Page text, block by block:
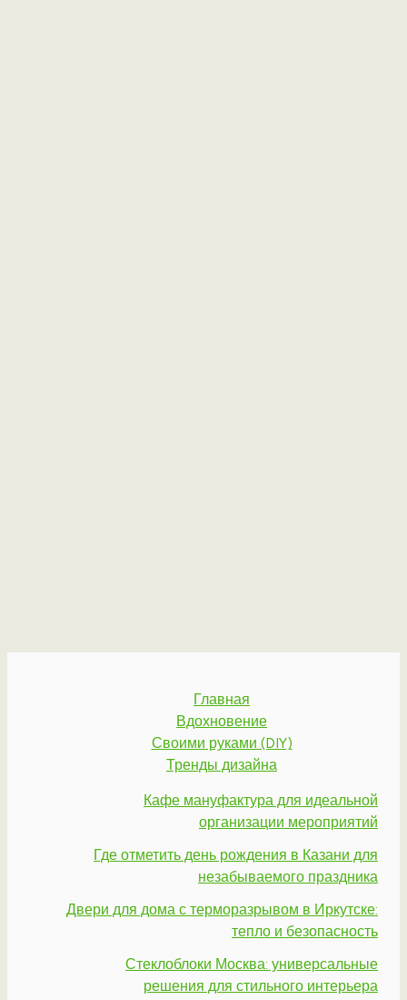
Главная
Вдохновение
Своими руками (DIY)
Тренды дизайна
Кафе мануфактура для идеальной
организации мероприятий
Где отметить день рождения в Казани для
незабываемого праздника
Двери для дома с терморазрывом в Иркутске:
тепло и безопасность
Стеклоблоки Москва: универсальные
решения для стильного интерьера